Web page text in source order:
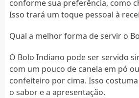
conforme sua preferência, como
Isso trará um toque pessoal à
Qual a melhor forma de servir o
O Bolo Indiano pode ser servido
com um pouco de canela em pó
confeiteiro por cima. Isso
o sabor e a apresentação.